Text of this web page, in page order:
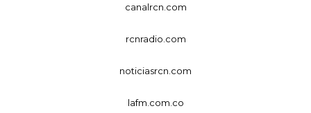
canalrcn.com
rcnradio.com
noticiasrcn.com
lafm.com.co